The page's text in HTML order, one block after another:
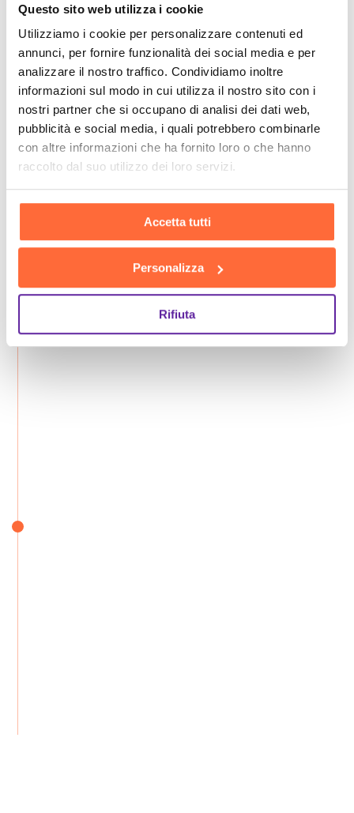
Questo sito web utilizza i cookie
Utilizziamo i cookie per personalizzare contenuti ed
annunci, per fornire funzionalità dei social media e per
analizzare il nostro traffico. Condividiamo inoltre
informazioni sul modo in cui utilizza il nostro sito con i
nostri partner che si occupano di analisi dei dati web,
pubblicità e social media, i quali potrebbero combinarle
con altre informazioni che ha fornito loro o che hanno
raccolto dal suo utilizzo dei loro servizi.
Accetta tutti
Personalizza
Rifiuta